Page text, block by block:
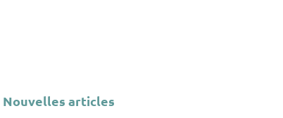
Nouvelles articles